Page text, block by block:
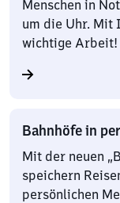
Menschen in
um die Uhr. Mit
wichtige Arbeit!
Bahnhöfe in
Mit der neuen
speichern
persönlichen